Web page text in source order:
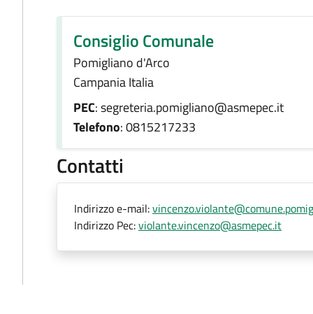
Consiglio Comunale
Pomigliano d'Arco
Campania Italia
PEC: segreteria.pomigliano@asmepec.it
Telefono: 0815217233
Contatti
Indirizzo e-mail:
Indirizzo Pec:violante.vincenzo@asmepec.it